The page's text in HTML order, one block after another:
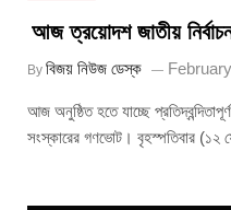
আজ ত্রয়োদশ জাতীয়
By বিজয় নিউজ ডেস্ক
আজ অনুষ্ঠিত হতে যাচ্ছে
সংস্কারের গণভোট। বৃহস্পতিবার (১২